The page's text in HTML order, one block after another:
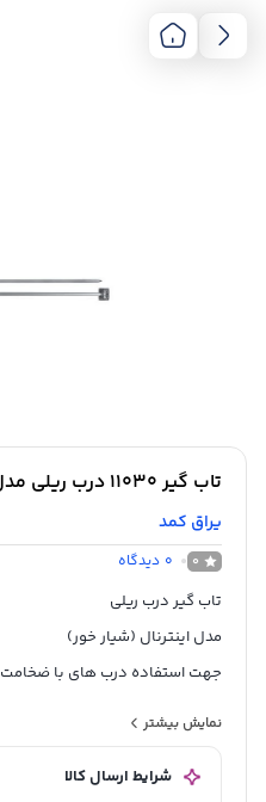
تاب گیر 11030 درب ریلی مدل اینترنال ملونی – Melloni
یراق کمد
0
0 دیدگاه
تاب گیر درب ریلی
مدل اینترنال (شیار خور)
جهت استفاده درب های با ضخامت 15 میل
ساخت چین
نمایش بیشتر
شرایط ارسال کالا